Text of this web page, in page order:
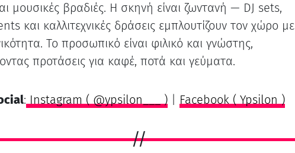
μουσικές βραδιές. Η σκηνή είναι ζωντανή — DJ sets,
και καλλιτεχνικές δράσεις εμπλουτίζουν τον χώρο με
Το προσωπικό είναι φιλικό και γνώστης,
προτάσεις για καφέ, ποτά και γεύματα.
: Instagram ( @ypsilon___ )| Facebook ( Ypsilon )